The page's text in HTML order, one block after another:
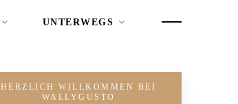
UNTERWEGS
HERZLICH WILLKOMMEN BEI
WALLYGUSTO